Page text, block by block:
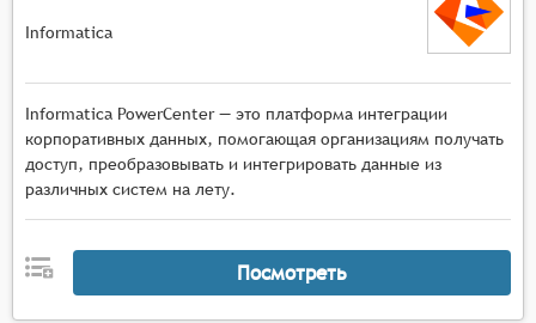
Informatica
Informatica PowerCenter — это платформа интеграции
корпоративных данных, помогающая организациям получать
доступ, преобразовывать и интегрировать данные из
различных систем на лету.
Посмотреть